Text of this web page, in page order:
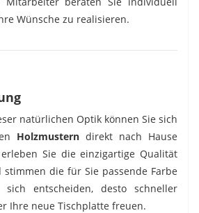
Wünsche zu realisieren.
natürlichen Optik können Sie sich
Holzmustern direkt nach Hause
Sie die einzigartige Qualität
die für Sie passende Farbe
entscheiden, desto schneller
Ihre neue Tischplatte freuen.